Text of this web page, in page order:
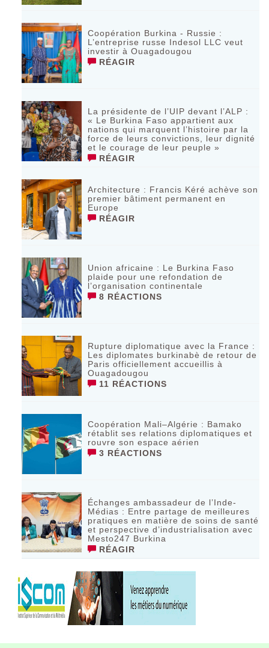
Coopération Burkina - Russie :
L’entreprise russe Indesol LLC veut
investir à Ouagadougou
RÉAGIR
La présidente de l’UIP devant l’ALP :
« Le Burkina Faso appartient aux
nations qui marquent l’histoire par la
force de leurs convictions, leur dignité
et le courage de leur peuple »
RÉAGIR
‎Architecture : Francis Kéré achève son
premier bâtiment permanent en
Europe
RÉAGIR
Union africaine : Le Burkina Faso
plaide pour une refondation de
l’organisation continentale‎
8 RÉACTIONS
Rupture diplomatique avec la France :
Les diplomates burkinabè de retour de
Paris officiellement accueillis à
Ouagadougou
11 RÉACTIONS
Coopération Mali–Algérie : Bamako
rétablit ses relations diplomatiques et
rouvre son espace aérien
3 RÉACTIONS
Échanges ambassadeur de l’Inde-
Médias : Entre partage de meilleures
pratiques en matière de soins de santé
et perspective d’industrialisation avec
Mesto247 Burkina
RÉAGIR